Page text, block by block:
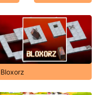
Bloxorz